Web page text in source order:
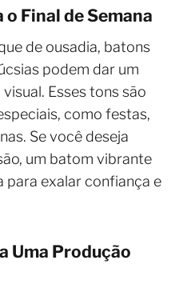
Final de Semana
de ousadia, batons
podem dar um
Esses tons são
como festas,
Se você deseja
um batom vibrante
para exalar confiança e
Uma Produção